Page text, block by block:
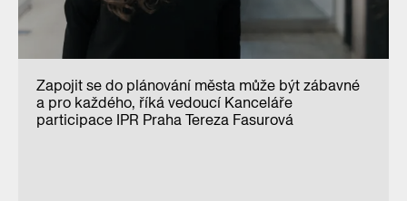
Zapojit se do plánování města může být zábavné
a pro každého, říká vedoucí Kanceláře
participace IPR Praha Tereza Fasurová